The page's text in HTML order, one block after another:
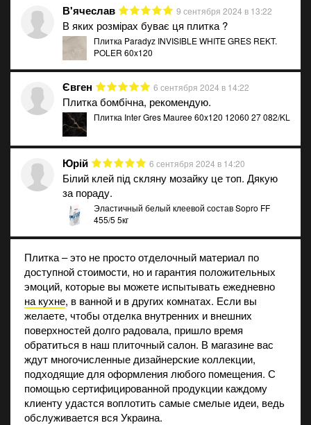
В'ячеслав 9 сентября 2024 в 13:22
В яких розмірах буває ця плитка ?
Плитка Paradyz INVISIBLE WHITE GRES REKT.
POLER 60x120
Євген 6 сентября 2024 в 14:22
Плитка бомбічна, рекомендую.
Плитка Inter Gres Mauree 60x120 12060 27 082/KL
Юрій 6 сентября 2024 в 14:20
Білий клей під скляну мозайку це топ. Дякую
за пораду.
Эластичный белый клеевой состав Sopro FF
455/5 5кг
Плитка – это не просто отделочный материал по
доступной стоимости, но и гарантия положительных
эмоций, которые вы можете испытывать ежедневно
на кухне, в ванной и в других комнатах. Если вы
желаете, чтобы отделка внутренних и внешних
поверхностей долго радовала, пришло время
обратиться в наш плиточный салон. В магазине вас
ждут многочисленные дизайнерские коллекции,
подходящие для оформления любого помещения. С
помощью сертифицированной продукции каждому
клиенту удастся воплотить самые смелые идеи, ведь
обслуживается вся Украина.